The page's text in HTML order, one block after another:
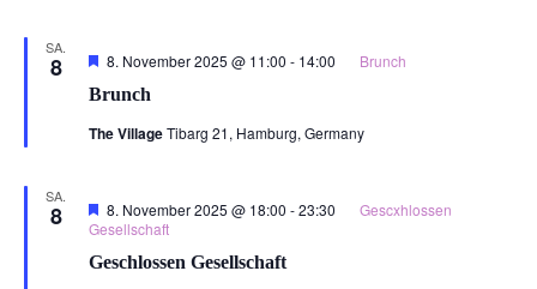
SA.
8
Brunch
Hervorgehoben
8. November 2025 @ 11:00 - 14:00 Brunch
The VillageTibarg 21, Hamburg, Germany
SA.
8
Geschlossen Gesellschaft
Hervorgehoben
8. November 2025 @ 18:00 -23:30
Gescxhlossen
Gesellschaft